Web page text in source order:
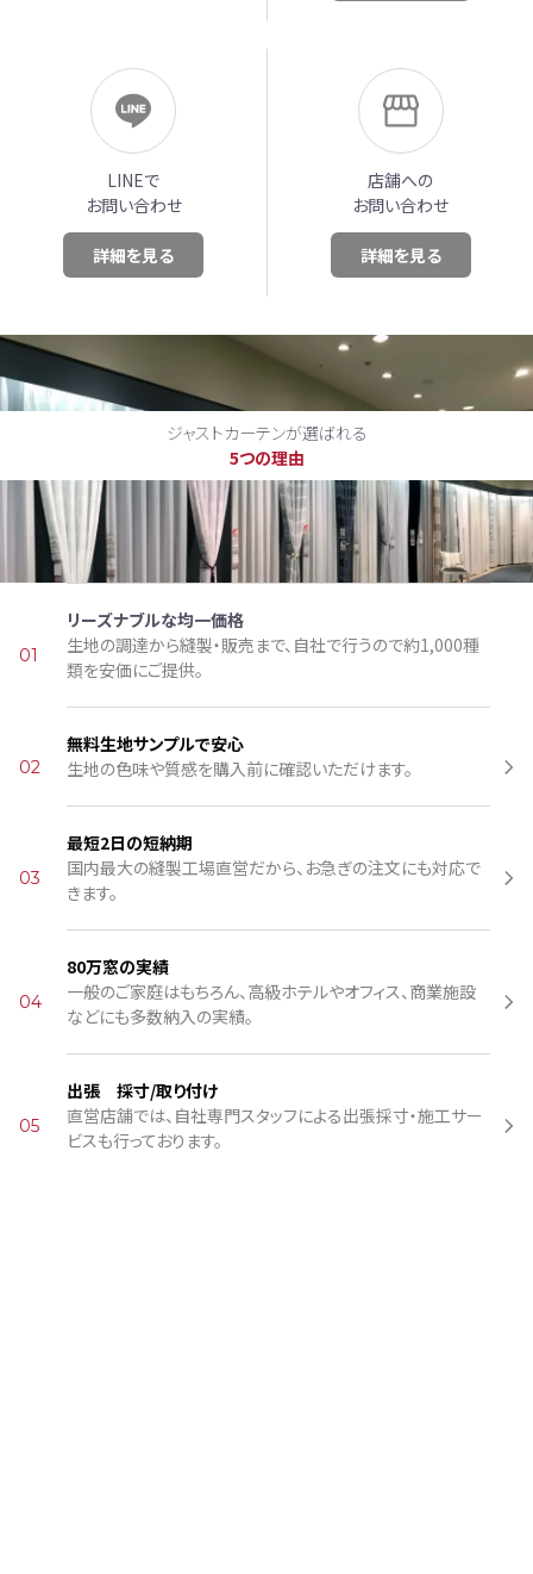
LINEで
お問い合わせ
詳細を見る
店舗への
お問い合わせ
詳細を見る
ジャストカーテンが選ばれる
5つの理由
01
リーズナブルな均一価格
生地の調達から縫製・販売まで、自社で行うので約1,000種
類を安価にご提供。
02
無料生地サンプルで安心
生地の色味や質感を購入前に確認いただけます。
03
最短2日の短納期
国内最大の縫製工場直営だから、お急ぎの注文にも対応で
きます。
04
80万窓の実績
一般のご家庭はもちろん、高級ホテルやオフィス、商業施設
などにも多数納入の実績。
05
出張 採寸/取り付け
直営店舗では、自社専門スタッフによる出張採寸・施工サー
ビスも行っております。